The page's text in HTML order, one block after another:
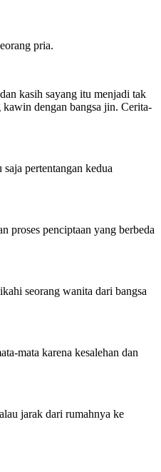
pria.
kasih sayang itu menjadi tak
dengan bangsa jin. Cerita-
pertentangan kedua
proses penciptaan yang berbeda
seorang wanita dari bangsa
mata karena kesalehan dan
jarak dari rumahnya ke